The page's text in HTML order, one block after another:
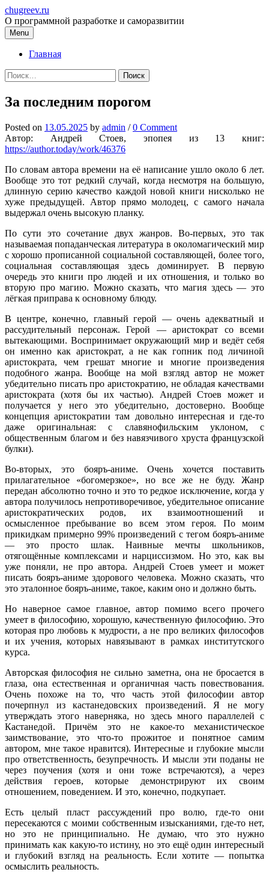
Skip
to
content
chugreev.ru
О программной разработке и саморазвитии
Menu
Главная
Найти:
За последним порогом
Posted on 13.05.2025 by admin /0 Comment
Автор: Андрей Стоев, эпопея из 13 книг:
https://author.today/work/46376
По словам автора времени на её написание ушло около 6 лет.
Вообще это тот редкий случай, когда несмотря на большую,
длинную серию качество каждой новой книги нисколько не
хуже предыдущей. Автор прямо молодец, с самого начала
выдержал очень высокую планку.
По сути это сочетание двух жанров. Во-первых, это так
называемая попаданческая литература в околомагический мир
с хорошо прописанной социальной составляющей, более того,
социальная составляющая здесь доминирует. В первую
очередь это книги про людей и их отношения, и только во
вторую про магию. Можно сказать, что магия здесь — это
лёгкая приправа к основному блюду.
В центре, конечно, главный герой — очень адекватный и
рассудительный персонаж. Герой — аристократ со всеми
вытекающими. Воспринимает окружающий мир и ведёт себя
он именно как аристократ, а не как гопник под личиной
аристократа, чем грешат многие и многие произведения
подобного жанра. Вообще на мой взгляд автор не может
убедительно писать про аристократию, не обладая качествами
аристократа (хотя бы их частью). Андрей Стоев может и
получается у него это убедительно, достоверно. Вообще
концепция аристократии там довольно интересная и где-то
даже оригинальная: с славянофильским уклоном, с
общественным благом и без навязчивого хруста французской
булки).
Во-вторых, это бояръ-аниме. Очень хочется поставить
прилагательное «богомерзкое», но все же не буду. Жанр
передан абсолютно точно и это то редкое исключение, когда у
автора получилось непротиворечивое, убедительное описание
аристократических родов, их взаимоотношений и
осмысленное пребывание во всем этом героя. По моим
прикидкам примерно 99% произведений с тегом бояръ-аниме
— это просто шлак. Наивные мечты школьников,
отягощённые комплексами и нарциссизмом. Но это, как вы
уже поняли, не про автора. Андрей Стоев умеет и может
писать бояръ-аниме здорового человека. Можно сказать, что
это эталонное бояръ-аниме, такое, каким оно и должно быть.
Но наверное самое главное, автор помимо всего прочего
умеет в философию, хорошую, качественную философию. Это
которая про любовь к мудрости, а не про великих философов
и их учения, которых навязывают в рамках институтского
курса.
Авторская философия не сильно заметна, она не бросается в
глаза, она естественная и органичная часть повествования.
Очень похоже на то, что часть этой философии автор
почерпнул из кастанедовских произведений. Я не могу
утверждать этого наверняка, но здесь много параллелей с
Кастанедой. Причём это не какое-то механистическое
заимствование, это что-то прожитое и понятное самим
автором, мне такое нравится). Интересные и глубокие мысли
про ответственность, безупречность. И мысли эти поданы не
через поучения (хотя и они тоже встречаются), а через
действия героев, которые демонстрируют их своим
отношением, поведением. И это, конечно, подкупает.
Есть целый пласт рассуждений про волю, где-то они
пересекаются с моими собственным изысканиями, где-то нет,
но это не принципиально. Не думаю, что это нужно
принимать как какую-то истину, но это ещё один интересный
и глубокий взгляд на реальность. Если хотите — попытка
осмыслить реальность.